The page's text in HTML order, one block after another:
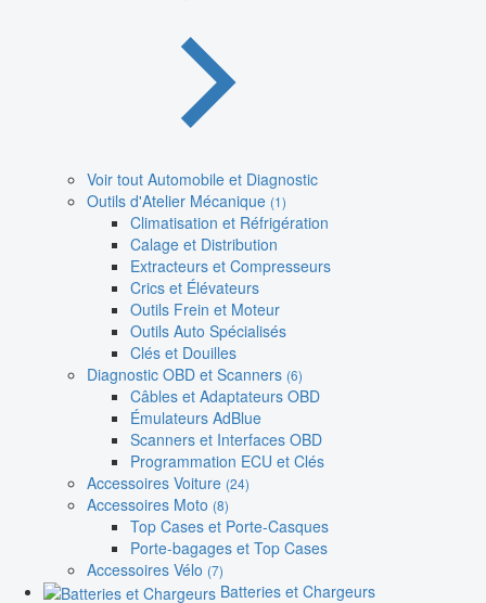
Voir tout Automobile et Diagnostic
Outils d'Atelier Mécanique (1)
Climatisation et Réfrigération
Calage et Distribution
Extracteurs et Compresseurs
Crics et Élévateurs
Outils Frein et Moteur
Outils Auto Spécialisés
Clés et Douilles
Diagnostic OBD et Scanners (6)
Câbles et Adaptateurs OBD
Émulateurs AdBlue
Scanners et Interfaces OBD
Programmation ECU et Clés
Accessoires Voiture (24)
Accessoires Moto (8)
Top Cases et Porte-Casques
Porte-bagages et Top Cases
Accessoires Vélo (7)
Batteries et Chargeurs